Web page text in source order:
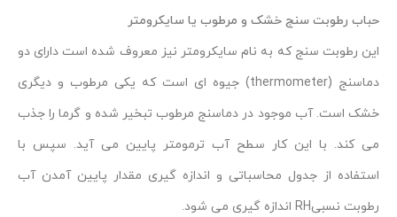
حباب رطوبت سنج خشک و مرطوب یا سایکرومتر
این رطوبت سنج که به نام سايکرومتر نیز معروف شده است دارای دو
دماسنج (thermometer) جیوه ای است که یکی مرطوب و دیگری
خشک است. آب موجود در دماسنج مرطوب تبخیر شده و گرما را جذب
می کند. با این کار سطح آب ترمومتر پایین می آید. سپس با
استفاده از جدول محاسباتی و اندازه گیری مقدار پایین آمدن آب
رطوبت نسبیRH اندازه گیری می شود.